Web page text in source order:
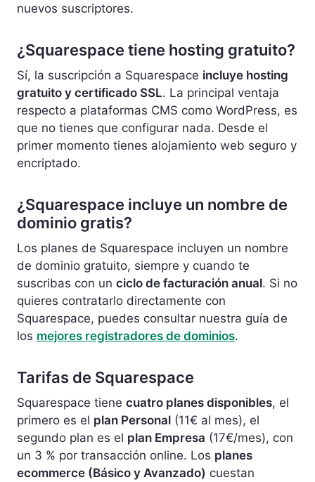
nuevos suscriptores.
¿Squarespace tiene hosting gratuito?
Sí, la suscripción a Squarespace incluye hosting
gratuito y certificado SSL. La principal ventaja
respecto a plataformas CMS como WordPress, es
que no tienes que configurar nada. Desde el
primer momento tienes alojamiento web seguro y
encriptado.
¿Squarespace incluye un nombre de
dominio gratis?
Los planes de Squarespace incluyen un nombre
de dominio gratuito, siempre y cuando te
suscribas con un ciclo de facturación anual. Si no
quieres contratarlo directamente con
Squarespace, puedes consultar nuestra guía de
los mejores registradores de dominios.
Tarifas de Squarespace
Squarespace tiene cuatro planes disponibles, el
primero es el plan Personal (11€ al mes), el
segundo plan es el plan Empresa (17€/mes), con
un 3 % por transacción online. Los planes
ecommerce (Básico y Avanzado) cuestan